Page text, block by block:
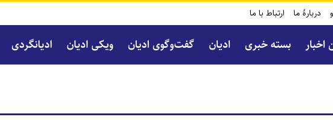
دربارۀ ما ارتباط با ما
اخبار بسته خبری ادیان گفت‌و‌گوی ادیان ویکی ادیان ادیانگردی